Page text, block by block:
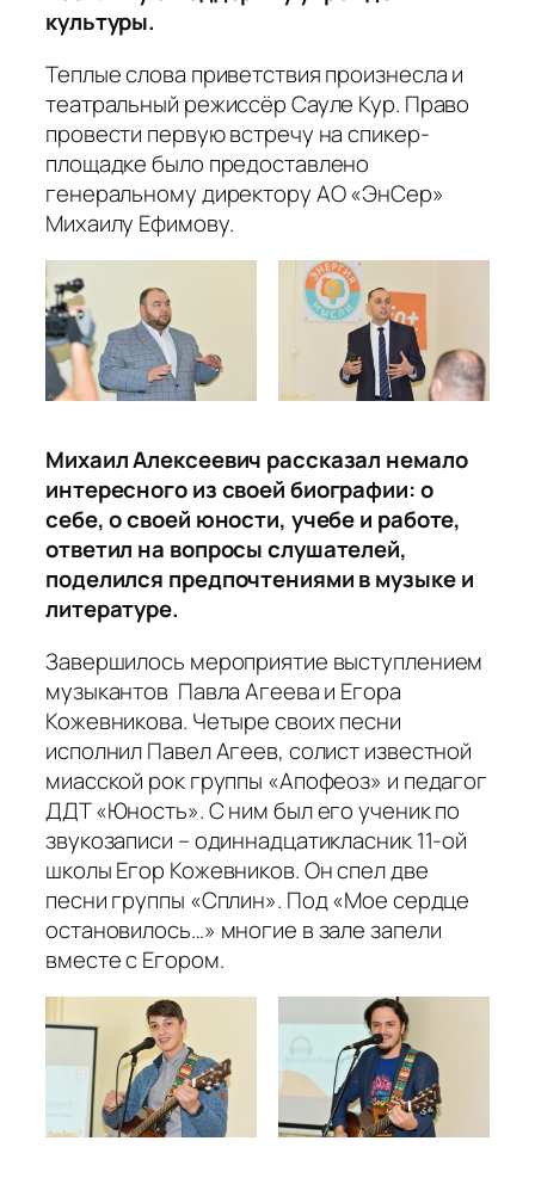
культуры.
Теплые слова приветствия произнесла и
театральный режиссёр Сауле Кур. Право
провести первую встречу на спикер-
площадке было предоставлено
генеральному директору АО «ЭнСер»
Михаилу Ефимову.
Михаил Алексеевич рассказал немало
интересного из своей биографии: о
себе, о своей юности, учебе и работе,
ответил на вопросы слушателей,
поделился предпочтениями в музыке и
литературе.
Завершилось мероприятие выступлением
музыкантов Павла Агеева и Егора
Кожевникова. Четыре своих песни
исполнил Павел Агеев, солист известной
миасской рок группы «Апофеоз» и педагог
ДДТ «Юность». С ним был его ученик по
звукозаписи – одиннадцатикласник 11-ой
школы Егор Кожевников. Он спел две
песни группы «Сплин». Под «Мое сердце
остановилось…» многие в зале запели
вместе с Егором.